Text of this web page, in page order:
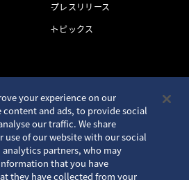
プレスリリース
トピックス
アクセシビリティ
サイトご利用案内
サイトマップ
your experience on our
and ads, to provide social
our traffic. We share
of our website with our social
partners, who may
that you have
they have collected from your